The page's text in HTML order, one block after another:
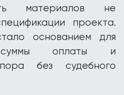
материалов не
проекта.
основанием для
суммы оплаты и
без судебного